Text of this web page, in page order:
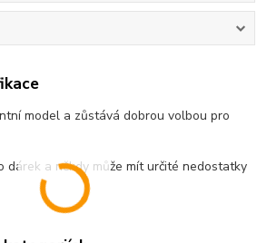
model a zůstává dobrou volbou pro
dárek a někdy může mít určité nedostatky